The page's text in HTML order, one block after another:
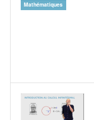
Mathématiques